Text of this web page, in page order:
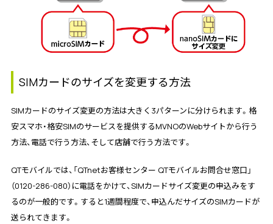
SIMカードのサイズを変更する方法
SIMカードのサイズ変更の方法は大きく3パターンに分けられます。格
安スマホ・格安SIMのサービスを提供するMVNOのWebサイトから行う
方法、電話で行う方法、そして店舗で行う方法です。
QTモバイルでは、「QTnetお客様センター QTモバイルお問合せ窓口」
（0120-286-080）に電話をかけて、SIMカードサイズ変更の申込みをす
るのが一般的です。すると1週間程度で、申込んだサイズのSIMカードが
送られてきます。